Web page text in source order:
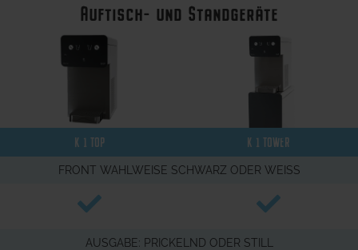
Auftisch- und Standgeräte
K 1 TOP K 1 TOWER
FRONT WAHLWEISE SCHWARZ ODER WEISS
AUSGABE: PRICKELND ODER STILL